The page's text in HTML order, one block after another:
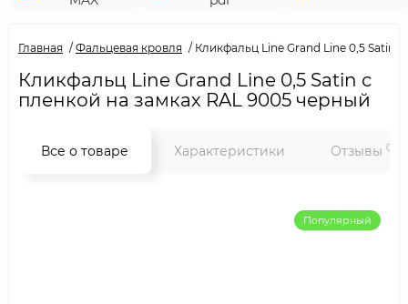
Главная Фальцевая кровля Кликфальц Line Grand Line 0,5 Satin
Кликфальц Line Grand Line 0,5 Satin с
пленкой на замках RAL 9005 черный
Все о товаре Характеристики Отзывы 0
Популярный